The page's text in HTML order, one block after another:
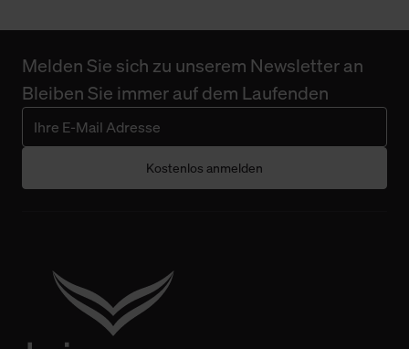
Melden Sie sich zu unserem Newsletter an
Bleiben Sie immer auf dem Laufenden
Kostenlos anmelden